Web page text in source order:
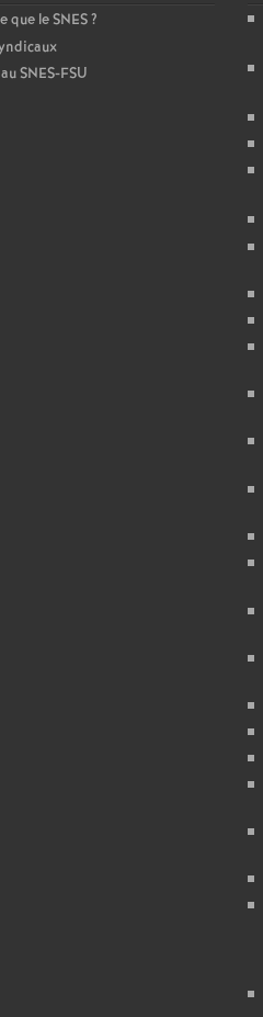
que le SNES?
SNES-FSU